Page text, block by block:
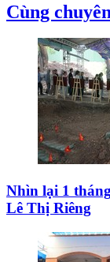
Cùng
Nhìn lại 1
Lê Thị Riêng